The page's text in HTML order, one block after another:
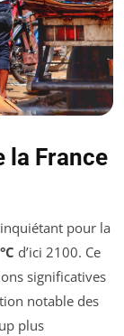
la France
pour la
d’ici 2100. Ce
significatives
notable des
plus